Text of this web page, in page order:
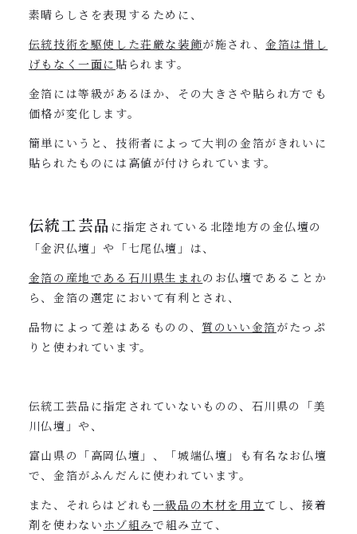
素晴らしさを表現するために、
伝統技術を駆使した荘厳な装飾が施され、金箔は惜し
げもなく一面に 貼られます。
金箔には等級があるほか、その大きさや貼られ方でも
価格が変化します。
簡単にいうと、技術者によって大判の金箔がきれいに
貼られたものには高値が付けられています。
伝統工芸品 に指定されている北陸地方の金仏壇の
「金沢仏壇」や「七尾仏壇」は、
金箔の産地である石川県生まれのお仏壇であることか
ら、金箔の選定において有利とされ、
品物によって差はあるものの、質のいい金箔がたっぷ
りと使われています。
伝統工芸品に指定されていないものの、石川県の「美
川仏壇」や、
富山県の「高岡仏壇」、「城端仏壇」も有名なお仏壇
で、金箔がふんだんに使われています。
また、それらはどれも 一級品の木材を用立てし、接着
剤を使わない ホゾ組みで組み立て、